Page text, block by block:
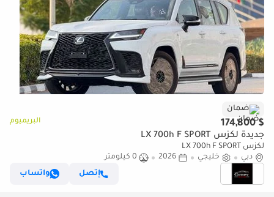
ضمان
$ 174,800 البريميوم
جديدة لكزس LX 700h F SPORT
لكزس LX 700h F SPORT
دبي
خليجي 2026
0 كيلومتر
إتصل
واتساب